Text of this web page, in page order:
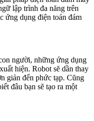
lập trình đa năng trên
ứng dụng điện toán đám
người, những ứng dụng
hiện. Robot sẽ dần thay
giản đến phức tạp. Cũng
đâu bạn sẽ tạo ra một